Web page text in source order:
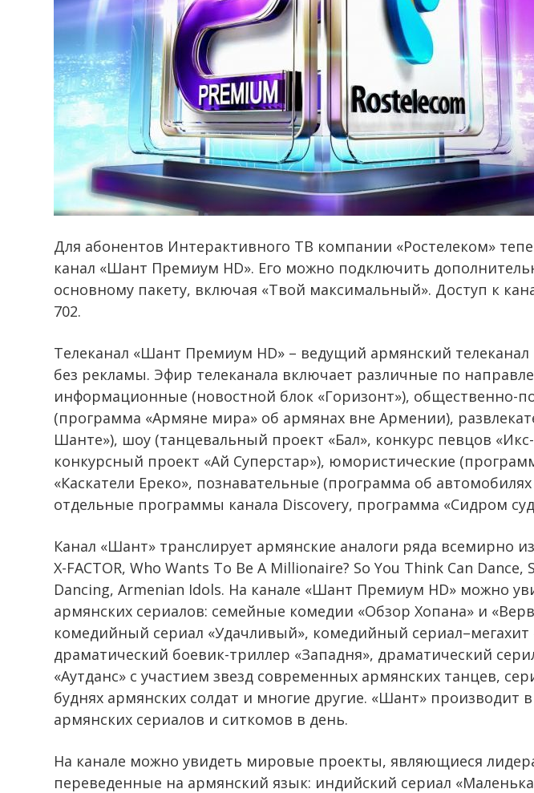
Для абонентов Интерактивного ТВ компании «Ростелеком»
канал «Шант Премиум HD». Его можно подключить
основному пакету, включая «Твой максимальный». Доступ к
702.
Телеканал «Шант Премиум HD» – ведущий армянский телеканал
без рекламы. Эфир телеканала включает различные по
информационные (новостной блок «Горизонт»), общественно-
(программа «Армяне мира» об армянах вне Армении),
Шанте»), шоу (танцевальный проект «Бал», конкурс певцов
конкурсный проект «Ай Суперстар»), юмористические
«Каскатели Ереко», познавательные (программа об
отдельные программы канала Discovery, программа «Сидром
Канал «Шант» транслирует армянские аналоги ряда всемирно
X-FACTOR, Who Wants To Be A Millionaire? So You Think Can Dance,
Dancing, Armenian Idols. На канале «Шант Премиум HD» можно
армянских сериалов: семейные комедии «Обзор Хопана» и
комедийный сериал «Удачливый», комедийный
драматический боевик-триллер «Западня», драматический
«Аутданс» с участием звезд современных армянских танцев,
буднях армянских солдат и многие другие. «Шант» производит
армянских сериалов и ситкомов в день.
На канале можно увидеть мировые проекты, являющиеся
переведенные на армянский язык: индийский сериал